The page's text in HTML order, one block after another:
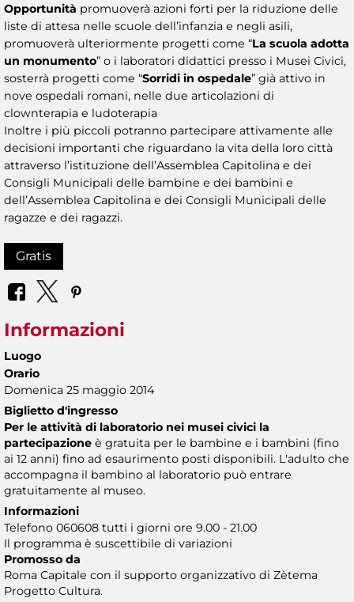
Opportunità promuoverà azioni forti per la riduzione delle
liste di attesa nelle scuole dell’infanzia e negli asili,
promuoverà ulteriormente progetti come “La scuola adotta
un monumento” o i laboratori didattici presso i Musei Civici,
sosterrà progetti come “Sorridi in ospedale” già attivo in
nove ospedali romani, nelle due articolazioni di
clownterapia e ludoterapia
Inoltre i più piccoli potranno partecipare attivamente alle
decisioni importanti che riguardano la vita della loro città
attraverso l’istituzione dell’Assemblea Capitolina e dei
Consigli Municipali delle bambine e dei bambini e
dell’Assemblea Capitolina e dei Consigli Municipali delle
ragazze e dei ragazzi.
Gratis
Informazioni
Luogo
Orario
Domenica 25 maggio 2014
Biglietto d'ingresso
Per le attività di laboratorio nei musei civici la
partecipazione è gratuita per le bambine e i bambini (fino
ai 12 anni) fino ad esaurimento posti disponibili. L'adulto che
accompagna il bambino al laboratorio può entrare
gratuitamente al museo.
Informazioni
Telefono 060608 tutti i giorni ore 9.00 - 21.00
Il programma è suscettibile di variazioni
Promosso da
Roma Capitale con il supporto organizzativo di Zètema
Progetto Cultura.